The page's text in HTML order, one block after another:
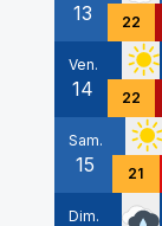
13 22
Ven.
14 22
Sam.
15 21
Dim.